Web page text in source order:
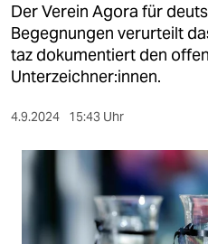
sport
berlin
nord
wahrheit
verlag
verlag
Der Verein Agora für
Begegnungen verurteilt
taz dokumentiert den
Unterzeichner:innen.
4.9.2024 15:43 Uhr